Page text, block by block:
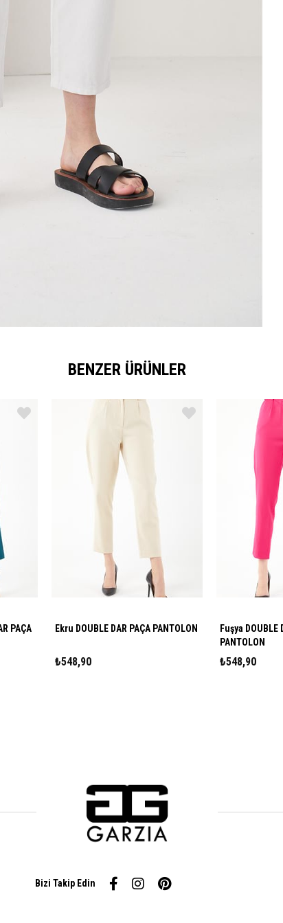
BENZER ÜRÜNLER
Ekru DOUBLE DAR PAÇA PANTOLON
₺548,90
Fuşya DOUBLE DAR PAÇA
PANTOLON
₺548,90
Bizi Takip Edin